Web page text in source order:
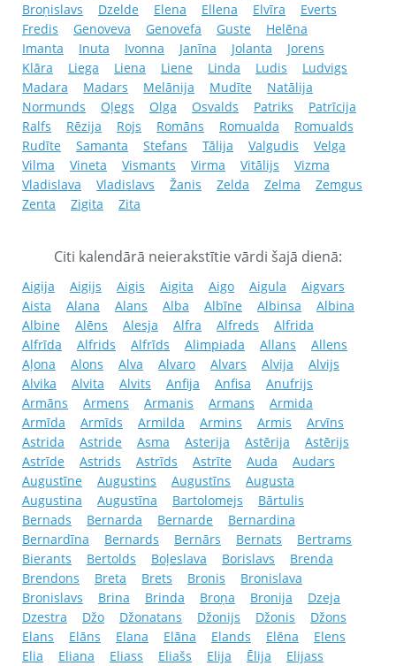
Broņislavs
Dzelde Elena Ellena Elvīra
Everts
Fredis
Genoveva Genovefa Guste
Helēna
Imanta
Inuta Ivonna Janīna Jolanta
Jorens
Klāra
Liega Liena Liene Linda Ludis
Ludvigs
Madara
Madars Melānija Mudīte
Natālija
Normunds
Oļegs Olga Osvalds Patriks
Patrīcija
Ralfs
Rēzija Rojs Romāns Romualda
Romualds
Rudīte
Samanta Stefans Tālija Valgudis
Velga
Vilma
Vineta Vismants Virma Vitālijs
Vizma
Vladislava
Vladislavs Žanis Zelda Zelma
Zemgus
Zenta
Zigita Zita
Citi kalendārā neierakstītie vārdi šajā dienā:
Aigija Aigijs Aigis Aigita Aigo Aigula
Aigvars
Aista
Alana Alans Alba Albīne Albinsa
Albina
Albine
Alēns Alesja Alfra Alfreds
Alfrida
Alfrīda
Alfrids Alfrīds Alimpiada Allans
Allens
Aļona
Alons Alva Alvaro Alvars Alvija
Alvijs
Alvika
Alvita Alvits Anfija Anfisa
Anufrijs
Armāns
Armens Armanis Armans
Armida
Armīda
Armīds Armilda Armins Armis
Arvīns
Astrida
Astride Asma Asterija Astērija
Astērijs
Astrīde
Astrids Astrīds Astrīte Auda
Audars
Augustīne
Augustins Augustīns
Augusta
Augustina
Augustīna Bartolomejs
Bārtulis
Bernads
Bernarda Bernarde
Bernardina
Bernardīna
Bernards Bernārs Bernats
Bertrams
Bierants
Bertolds Boļeslava Borislavs
Brenda
Brendons
Breta Brets Bronis
Bronislava
Bronislavs
Brina Brinda Broņa Bronija
Dzeja
Dzestra
Džo Džonatans Džonijs Džonis
Džons
Elans
Elāns Elana Elāna Elands Elēna
Elens
Elia
Eliana Eliass Eliašs Elija Ēlija
Elijass